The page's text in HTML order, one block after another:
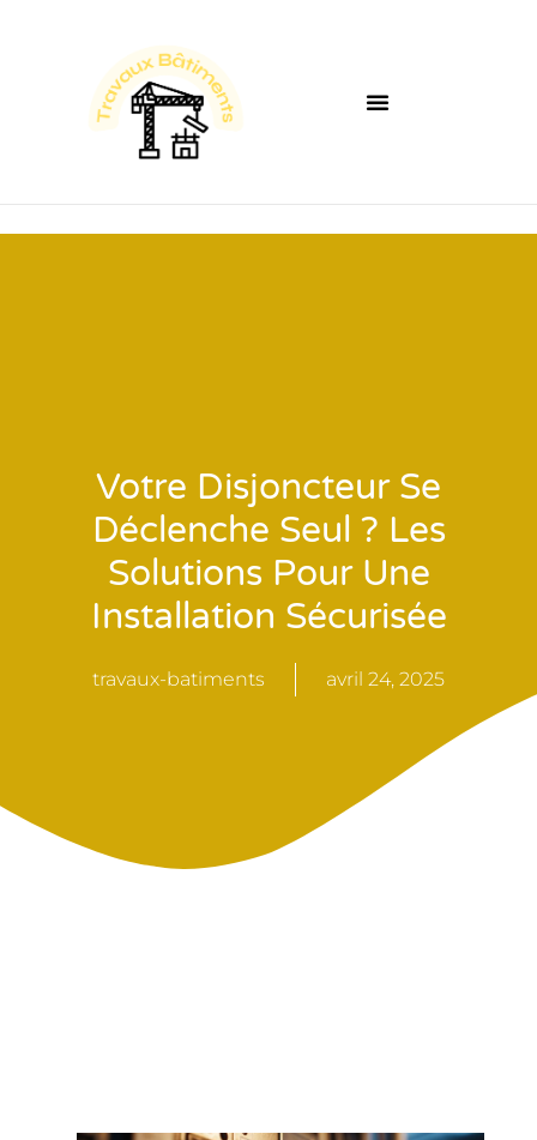
Votre Disjoncteur Se
Déclenche Seul ? Les
Solutions Pour Une
Installation Sécurisée
travaux-batiments avril 24, 2025